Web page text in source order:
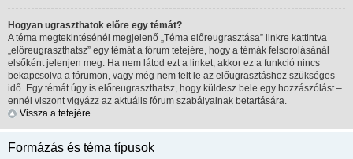
Hogyan ugraszthatok előre egy témát?
A téma megtekintésénél megjelenő „Téma előreugrasztása” linkre kattintva
„előreugraszthatsz” egy témát a fórum tetejére, hogy a témák felsorolásánál
elsőként jelenjen meg. Ha nem látod ezt a linket, akkor ez a funkció nincs
bekapcsolva a fórumon, vagy még nem telt le az előugrasztáshoz szükséges
idő. Egy témát úgy is előreugraszthatsz, hogy küldesz bele egy hozzászólást –
ennél viszont vigyázz az aktuális fórum szabályainak betartására.
Vissza a tetejére
Formázás és téma típusok